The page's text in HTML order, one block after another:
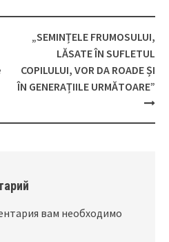
„SEMINȚELE FRUMOSULUI,
LĂSATE ÎN SUFLETUL
COPILULUI, VOR DA ROADE ȘI
ÎN GENERAȚIILE URMĂTOARE”
вам необходимо